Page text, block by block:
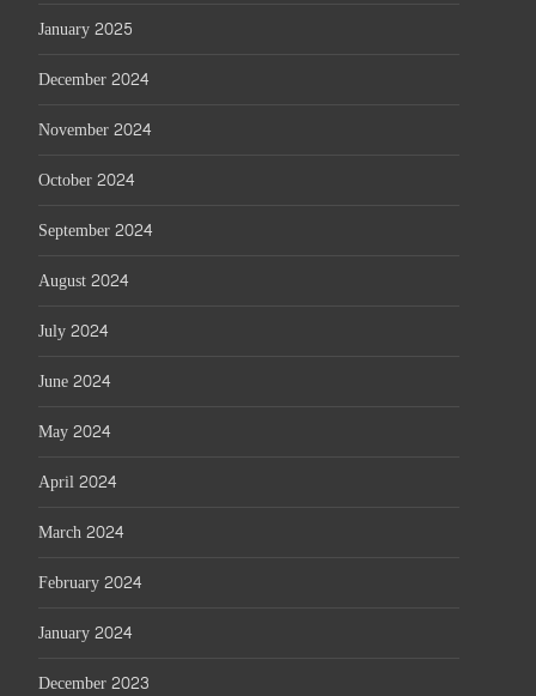
January 2025
December 2024
November 2024
October 2024
September 2024
August 2024
July 2024
June 2024
May 2024
April 2024
March 2024
February 2024
January 2024
December 2023